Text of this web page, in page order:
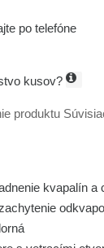
po telefóne
kusov?
produktu
kvapalín a